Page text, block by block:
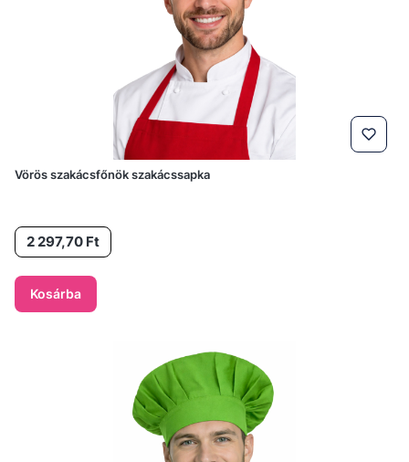
Vörös szakácsfőnök szakácssapka
Ár2 297,70 Ft
Kosárba